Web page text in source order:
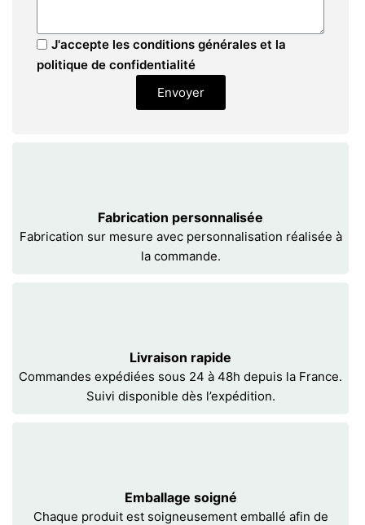
J'accepte les conditions générales et la
politique de confidentialité
Envoyer
Fabrication personnalisée
Fabrication sur mesure avec personnalisation réalisée à
la commande.
Livraison rapide
Commandes expédiées sous 24 à 48h depuis la France.
Suivi disponible dès l’expédition.
Emballage soigné
Chaque produit est soigneusement emballé afin de